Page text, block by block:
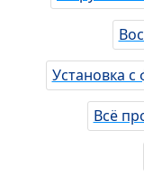
Установка
Всё